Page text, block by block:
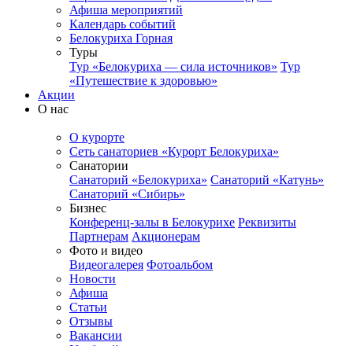
Афиша мероприятий
Календарь событий
Белокуриха Горная
Туры
Тур «Белокуриха — сила источников» Тур
«Путешествие к здоровью»
Акции
О нас
О курорте
Сеть санаториев «Курорт Белокуриха»
Санатории
Санаторий «Белокуриха» Санаторий «Катунь»
Санаторий «Сибирь»
Бизнес
Конференц-залы в Белокурихе Реквизиты
Партнерам Акционерам
Фото и видео
Видеогалерея Фотоальбом
Новости
Афиша
Статьи
Отзывы
Вакансии